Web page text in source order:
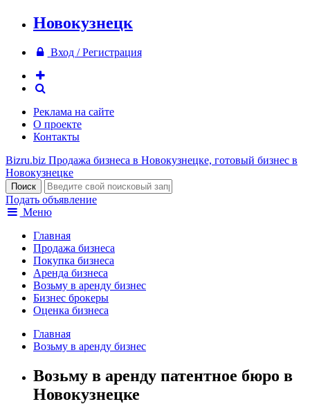
Новокузнецк
Вход / Регистрация
Реклама на сайте
О проекте
Контакты
Bizru.biz Продажа бизнеса в Новокузнецке, готовый бизнес в
Новокузнецке
Подать объявление
Меню
Главная
Продажа бизнеса
Покупка бизнеса
Аренда бизнеса
Возьму в аренду бизнес
Бизнес брокеры
Оценка бизнеса
Главная
Возьму в аренду бизнес
Возьму в аренду патентное бюро в
Новокузнецке